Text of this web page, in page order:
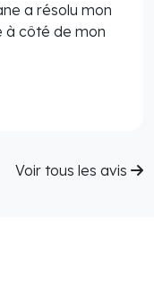
a résolu mon
à côté de mon
Voir tous les avis